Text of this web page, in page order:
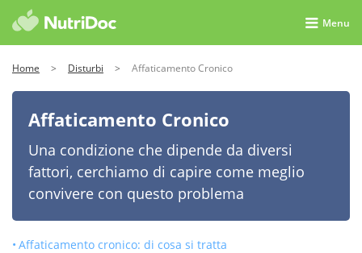
Menu
Home > Disturbi > Affaticamento Cronico
Affaticamento Cronico
Una condizione che dipende da diversi
fattori, cerchiamo di capire come meglio
convivere con questo problema
Affaticamento cronico: di cosa si tratta